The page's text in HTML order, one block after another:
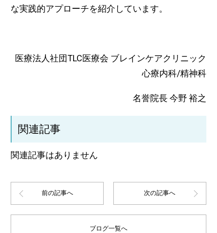
な実践的アプローチを紹介しています。
医療法人社団TLC医療会 ブレインケアクリニック
心療内科/精神科
名誉院長 今野 裕之
関連記事
関連記事はありません
前の記事へ 次の記事へ
ブログ一覧へ